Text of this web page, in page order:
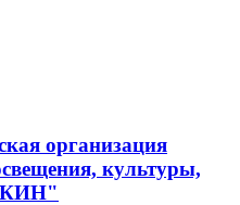
организация
культуры,